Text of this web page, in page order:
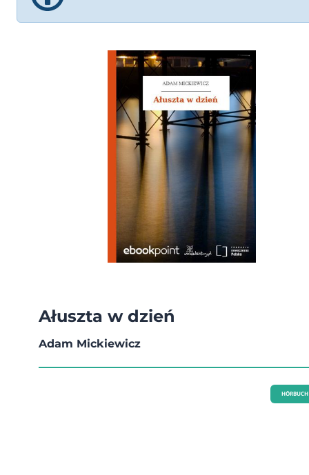
Ałuszta w dzień
Adam Mickiewicz
HÖRBUCH